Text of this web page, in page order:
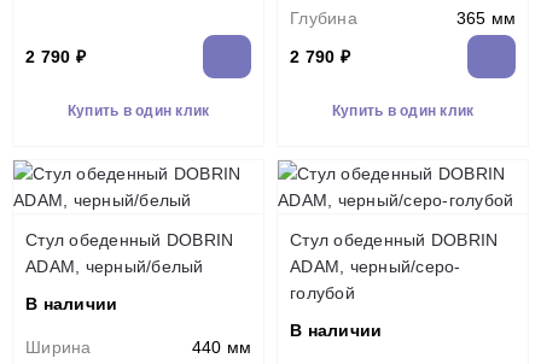
2 790 ₽
Купить в один клик
Глубина
365 мм
2 790 ₽
Купить в один клик
Стул обеденный DOBRIN
ADAM, черный/белый
В наличии
Ширина
440 мм
Стул обеденный DOBRIN
ADAM, черный/серо-
голубой
В наличии